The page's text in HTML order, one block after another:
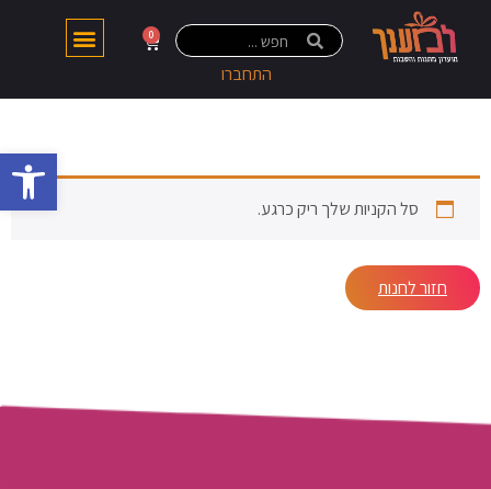
התחברו
0
סל הקניות שלך ריק כרגע.
חזור לחנות